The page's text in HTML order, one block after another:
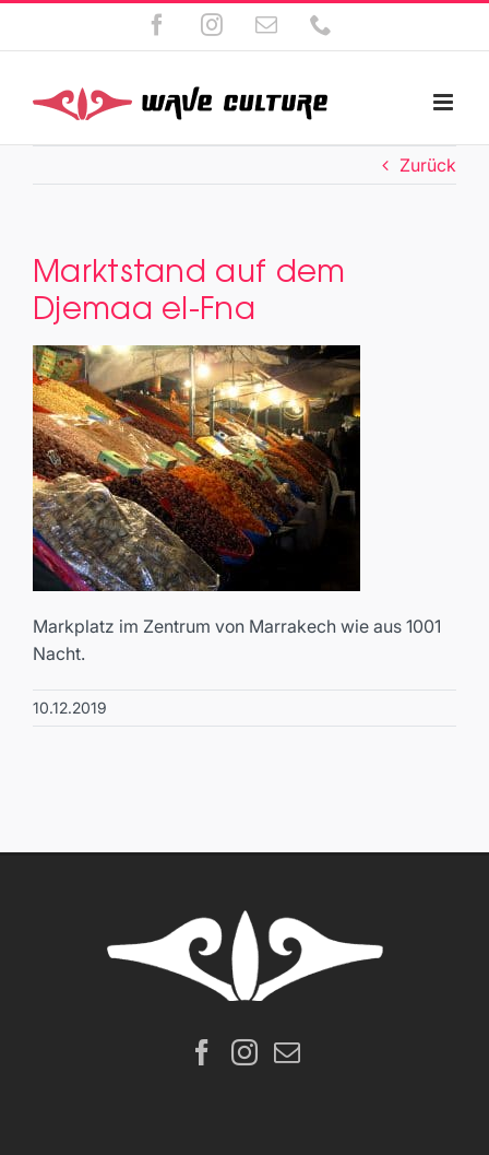
FacebookInstagram
E-
Mail
Zurück
Marktstand auf dem
Djemaa el-Fna
Markplatz im Zentrum von Marrakech wie aus 1001
Nacht.
10.12.2019